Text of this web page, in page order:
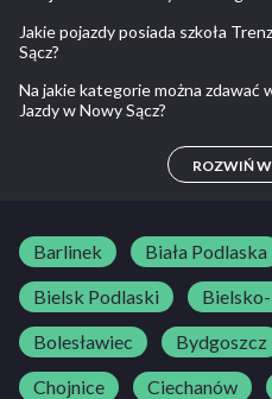
Nawojowska 4, 33-300 Nowy
Jakie pojazdy posiada szkoła
Sącz?
Suzuki Baleno, Suzuki Swift
Na jakie kategorie można zdawać
Jazdy w Nowy Sącz?
ROZWIŃ
Barlinek Biała Podlaska
Bielsk Podlaski
Bielsko-
Bolesławiec
Bydgoszcz
Chojnice
Ciechanów